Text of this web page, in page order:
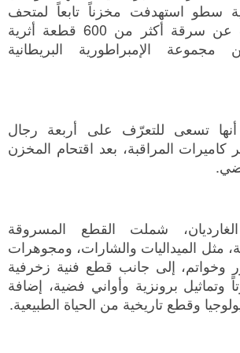
سطو استهدفت مخزناً تابعاً لمتحف
بريستول، أسفرت عن سرقة أكثر من 600 قطعة أثرية
مجموعة الإمبراطورية البريطانية
تسعى للتعرّف على أربعة رجال
المراقبة، بعد اقتحام المخزن
شملت القطع المسروقة
الميداليات والشارات، ومجوهرات
وخواتم، إلى جانب قطع فنية زخرفية
وتماثيل برونزية وأواني فضية، إضافة
وقطع تاريخية من الحياة الطبيعية.